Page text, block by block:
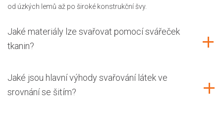
od úzkých lemů až po široké konstrukční švy.
Jaké materiály lze svařovat pomocí svářeček
tkanin?
Jaké jsou hlavní výhody svařování látek ve
srovnání se šitím?